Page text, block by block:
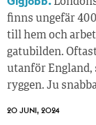
finns ungefär 40
till hem och
gatubilden.
utanför England,
ryggen. Ju
20 JUNI, 2024